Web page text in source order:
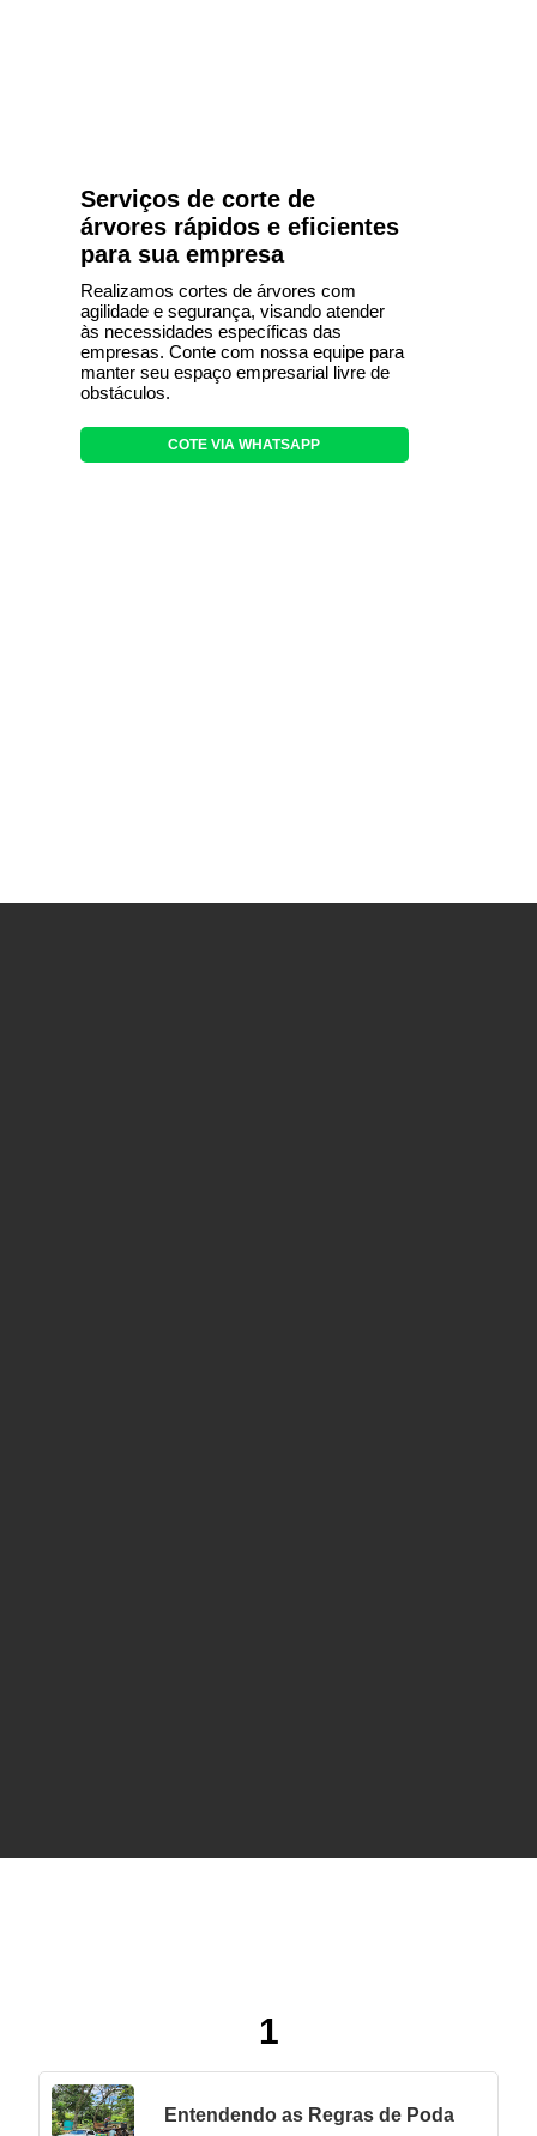
Serviços de corte de
árvores rápidos e eficientes
para sua empresa
Realizamos cortes de árvores com
agilidade e segurança, visando atender
às necessidades específicas das
empresas. Conte com nossa equipe para
manter seu espaço empresarial livre de
obstáculos.
COTE VIA WHATSAPP
1
Entendendo as Regras de Poda